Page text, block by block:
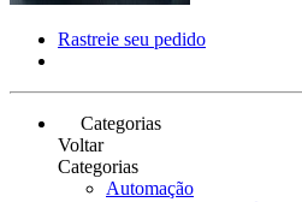
Rastreie seu pedido
Categorias
Voltar
Categorias
Automação